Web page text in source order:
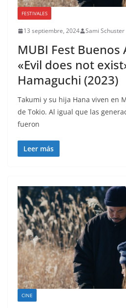
FESTIVALES
13 septiembre, 2024 Sami Schuster
MUBI Fest Buenos
«Evil does not
Hamaguchi (2023)
Takumi y su hija Hana viven en
de Tokio. Al igual que las
fueron
Leer más
CINE